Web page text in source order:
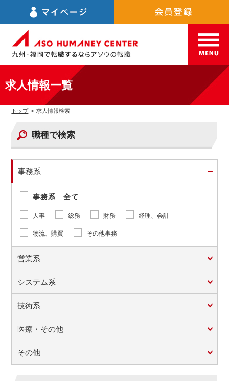
求人情報一覧
トップ > 求人情報検索
職種で検索
事務系
事務系 全て
人事 総務 財務 経理、会計
物流、購買 その他事務
営業系
システム系
技術系
医療・その他
その他